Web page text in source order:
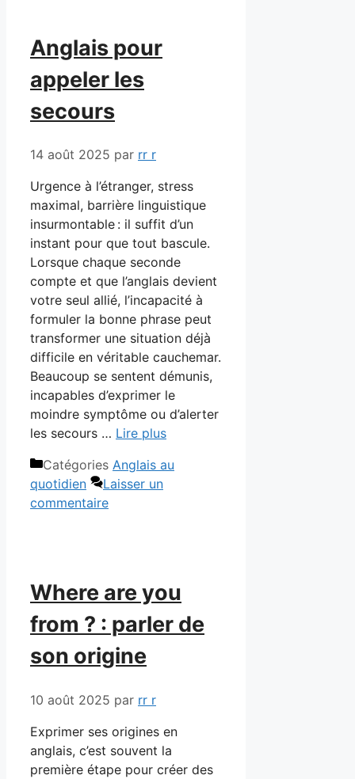
Anglais pour
appeler les
secours
14 août 2025 par rr r
Urgence à l’étranger, stress
maximal, barrière linguistique
insurmontable : il suffit d’un
instant pour que tout bascule.
Lorsque chaque seconde
compte et que l’anglais devient
votre seul allié, l’incapacité à
formuler la bonne phrase peut
transformer une situation déjà
difficile en véritable cauchemar.
Beaucoup se sentent démunis,
incapables d’exprimer le
moindre symptôme ou d’alerter
les secours … Lire plus
Catégories Anglais au
quotidien
Laisser un
commentaire
Where are you
from ? : parler de
son origine
10 août 2025 par rr r
Exprimer ses origines en
anglais, c’est souvent la
première étape pour créer des